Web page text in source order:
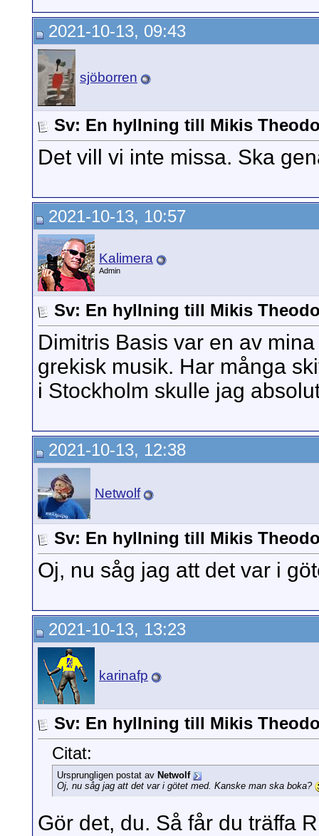
2021-10-13, 09:43
sjöborren
Sv: En hyllning till Mikis
Det vill vi inte missa. Ska
2021-10-13, 10:57
Kalimera
Admin
Sv: En hyllning till Mikis
Dimitris Basis var en av
grekisk musik. Har många
i Stockholm skulle jag
2021-10-13, 12:38
Netwolf
Sv: En hyllning till Mikis
Oj, nu såg jag att det var i
2021-10-13, 13:23
karinafp
Sv: En hyllning till Mikis
Citat:
Ursprungligen postat av Netwolf
Oj, nu såg jag att det var i götet med. Kanske man ska boka?
Gör det, du. Så får du träffa